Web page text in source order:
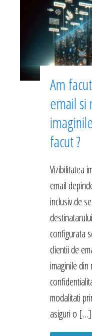
Am
email si
facut ?
Vizibilitatea
email
inclusiv de
configurata
clientii de
imaginile
modalitati
asiguri o […]